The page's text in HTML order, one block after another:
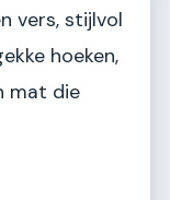
vers, stijlvol
hoeken,
mat die